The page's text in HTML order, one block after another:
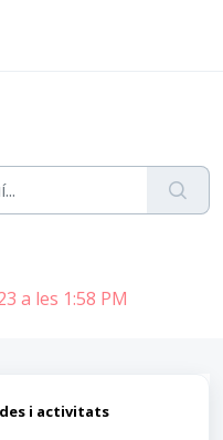
a les 1:58 PM
i activitats